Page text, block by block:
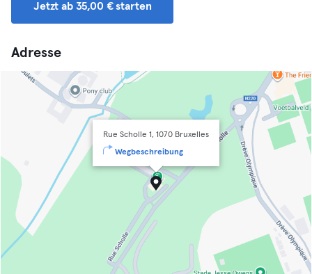
Jetzt ab 35,00 € starten
Adresse
Rue Scholle 1, 1070 Bruxelles
Wegbeschreibung